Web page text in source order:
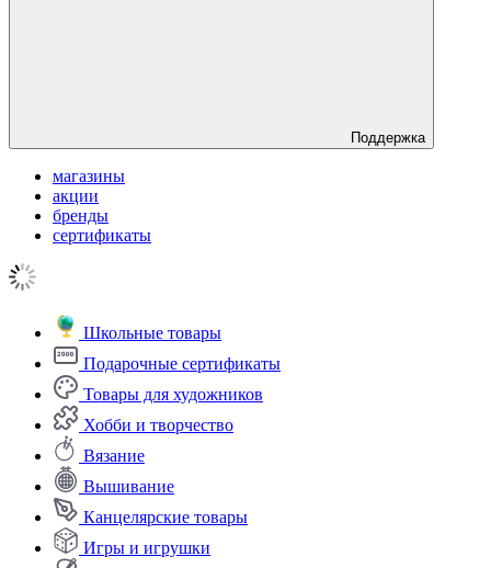
Поддержка
магазины
акции
бренды
сертификаты
Школьные товары
Подарочные сертификаты
Товары для художников
Хобби и творчество
Вязание
Вышивание
Канцелярские товары
Игры и игрушки